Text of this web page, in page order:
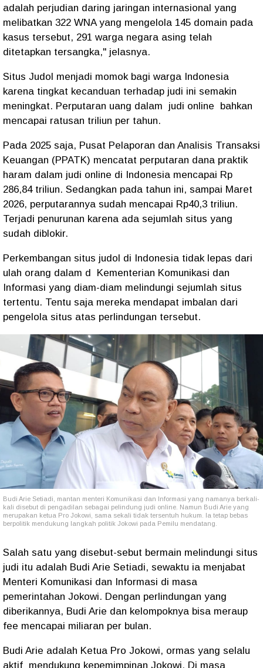
adalah perjudian daring jaringan internasional yang
melibatkan 322 WNA yang mengelola 145 domain pada
kasus tersebut, 291 warga negara asing telah
ditetapkan tersangka," jelasnya.
Situs Judol menjadi momok bagi warga Indonesia
karena tingkat kecanduan terhadap judi ini semakin
meningkat. Perputaran uang dalam judi online bahkan
mencapai ratusan triliun per tahun.
Pada 2025 saja, Pusat Pelaporan dan Analisis Transaksi
Keuangan (PPATK) mencatat perputaran dana praktik
haram dalam judi online di Indonesia mencapai Rp
286,84 triliun. Sedangkan pada tahun ini, sampai Maret
2026, perputarannya sudah mencapai Rp40,3 triliun.
Terjadi penurunan karena ada sejumlah situs yang
sudah diblokir.
Perkembangan situs judol di Indonesia tidak lepas dari
ulah orang dalam d
Kementerian Komunikasi dan
Informasi yang diam-diam melindungi sejumlah situs
tertentu. Tentu saja mereka mendapat imbalan dari
pengelola situs atas perlindungan tersebut.
Budi Arie Setiadi, mantan menteri Komunikasi dan Informasi yang namanya berkali-
kali disebut di pengadilan sebagai pelindung judi online. Namun Budi Arie yang
merupakan ketua Pro Jokowi, sama sekali tidak tersentuh hukum. Ia tetap bebas
berpolitik mendukung langkah politik Jokowi pada Pemilu mendatang.
Salah satu yang disebut-sebut bermain melindungi situs
judi itu adalah Budi Arie Setiadi, sewaktu ia menjabat
Menteri Komunikasi dan Informasi di masa
pemerintahan Jokowi. Dengan perlindungan yang
diberikannya, Budi Arie dan kelompoknya bisa meraup
fee mencapai miliaran per bulan.
Budi Arie adalah Ketua Pro Jokowi, ormas yang selalu
aktif mendukung kepemimpinan Jokowi. Di masa